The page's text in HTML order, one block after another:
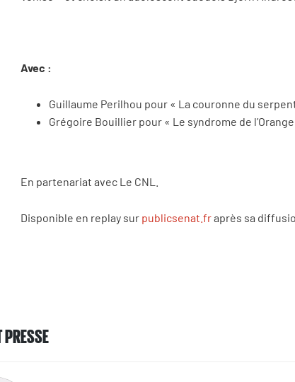
Avec :
Guillaume Perilhou pour « La couronne du
Grégoire Bouillier pour « Le syndrome de
En partenariat avec Le CNL.
Disponible en replay sur publicsenat.fraprès sa
PRESSE